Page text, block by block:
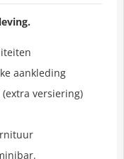
aankleding
versiering)